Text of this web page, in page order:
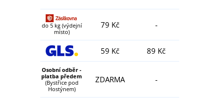
do 5 kg (výdejní
místo)
79 Kč -
59 Kč 89 Kč
Osobní odběr -
platba předem
(Bystřice pod
Hostýnem)
ZDARMA -